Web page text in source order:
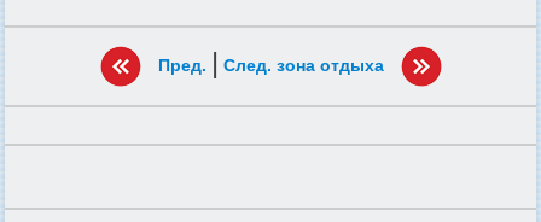
Пред. | След. зона отдыха